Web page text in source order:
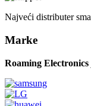
Najveći distributer
Marke
Roaming Electronics